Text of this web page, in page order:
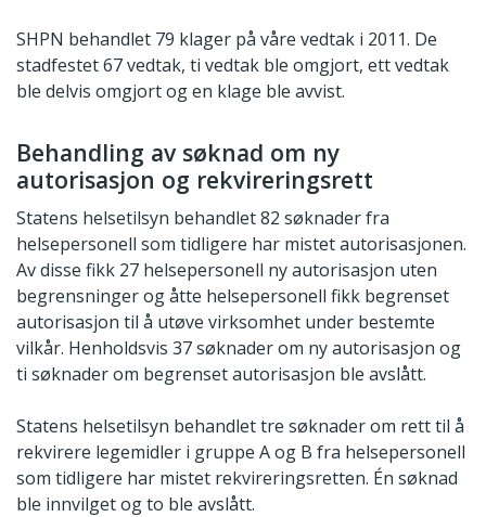
SHPN behandlet 79 klager på våre vedtak i 2011. De
stadfestet 67 vedtak, ti vedtak ble omgjort, ett vedtak
ble delvis omgjort og en klage ble avvist.
Behandling av søknad om ny
autorisasjon og rekvireringsrett
Statens helsetilsyn behandlet 82 søknader fra
helsepersonell som tidligere har mistet autorisasjonen.
Av disse fikk 27 helsepersonell ny autorisasjon uten
begrensninger og åtte helsepersonell fikk begrenset
autorisasjon til å utøve virksomhet under bestemte
vilkår. Henholdsvis 37 søknader om ny autorisasjon og
ti søknader om begrenset autorisasjon ble avslått.
Statens helsetilsyn behandlet tre søknader om rett til å
rekvirere legemidler i gruppe A og B fra helsepersonell
som tidligere har mistet rekvireringsretten. Én søknad
ble innvilget og to ble avslått.